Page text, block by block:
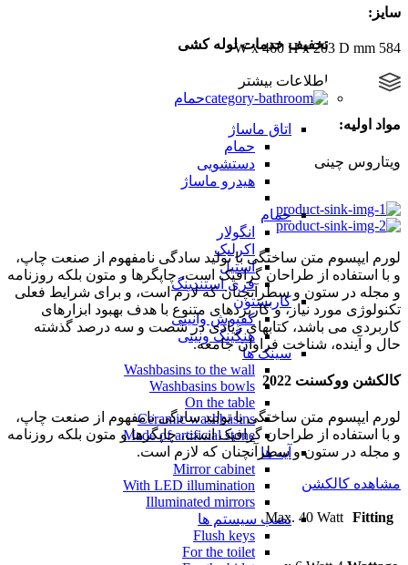
تخفیف خدمات لوله کشی
اطلاعات بیشتر
حمام
اتاق ماساژ
حمام
دستشویی
هیدرو ماساژ
حمام
انگولار
اکرلیک
استیل
فری استندینگ
کاربستون
کفپوش وانیتی
هنگینگ ونیتی
سینک ها
Washbasins to the wall
Washbasins bowls
On the table
Ceramic washbasins
Made of artificial stone
آیه ها
Mirror cabinet
With LED illumination
Illuminated mirrors
نصب سیستم ها
Flush keys
For the toilet
سایز:
584 W x 460 H x 203 D mm
مواد اولیه:
ویتاروس چینی
لورم ایپسوم متن ساختگی با تولید سادگی نامفهوم از صنعت چاپ،
و با استفاده از طراحان گرافیک است، چاپگرها و متون بلکه روزنامه
و مجله در ستون و سطرآنچنان که لازم است، و برای شرایط فعلی
تکنولوژی مورد نیاز، و کاربردهای متنوع با هدف بهبود ابزارهای
کاربردی می باشد، کتابهای زیادی در شصت و سه درصد گذشته
حال و آینده، شناخت فراوان جامعه.
کالکشن ووکسنت 2022
لورم ایپسوم متن ساختگی با تولید سادگی نامفهوم از صنعت چاپ،
و با استفاده از طراحان گرافیک است، چاپگرها و متون بلکه روزنامه
و مجله در ستون و سطرآنچنان که لازم است.
مشاهده کالکشن
Fitting
Max. 40 Watt